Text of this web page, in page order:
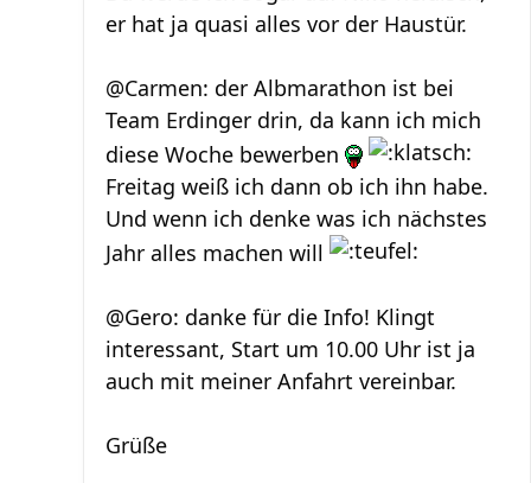
er hat ja quasi alles vor der Haustür.
@Carmen: der Albmarathon ist bei
Team Erdinger drin, da kann ich mich
diese Woche bewerben
Freitag weiß ich dann ob ich ihn habe.
Und wenn ich denke was ich nächstes
Jahr alles machen will
@Gero: danke für die Info! Klingt
interessant, Start um 10.00 Uhr ist ja
auch mit meiner Anfahrt vereinbar.
Grüße